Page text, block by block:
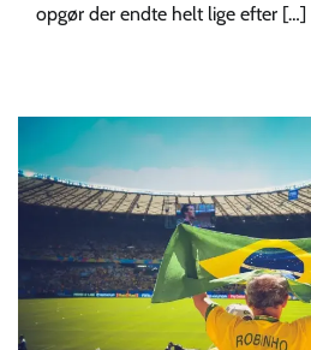
opgør der endte helt lige efter […]